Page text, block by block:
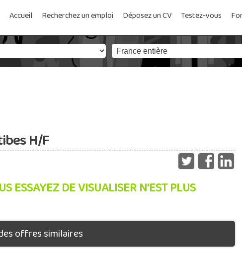
Accueil Recherchez un emploi Déposez un CV Testez-vous
H/F
ESSAYEZ DE VISUALISER N'EST PLUS
offres similaires